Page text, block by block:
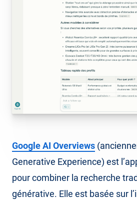
Google AI Overviews
Generative Experience) est
pour combiner la recherche
générative. Elle est basée sur